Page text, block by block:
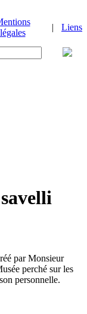
légales
| Liens
par Monsieur
perché sur les
personnelle.